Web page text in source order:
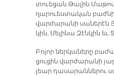
տուե­ցան Թա­լին
ղա­րուես­տա­կան բաժ­նին
վար­ժա­րա­նի սա­նե­րէն
կին, Մե­լի­նա Զէն­կին եւ
Բո­լոր ներ­կա­նե­րը
ցու­ցին վար­ժա­րա­նի
լեար դա­սա­րան­նե­րու